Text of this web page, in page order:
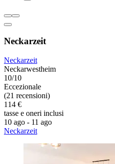
Neckarzeit
Neckarzeit
Neckarwestheim
10/10
Eccezionale
(21 recensioni)
114 €
tasse e oneri inclusi
10 ago - 11 ago
Neckarzeit